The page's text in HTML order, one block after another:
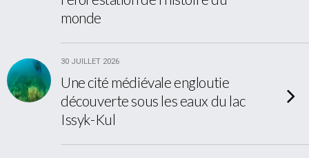
monde
30 JUILLET 2026
Une cité médiévale engloutie
découverte sous les eaux du lac
Issyk-Kul